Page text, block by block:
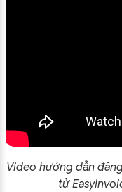
Video hướng dẫn
tử